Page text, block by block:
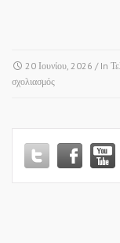
20 Ιουνίου, 2026 / In
σχολιασμόςστο
ΛΑΓΚΑΔΑΣ
•
ΠΕΡΑΙΑ